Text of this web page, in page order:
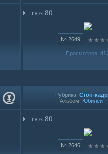
тюз 80
№ 2649
Просмотров:
Рубрика: Стоп-кадр
Альбом: Юбилеи
тюз 80
№ 2646